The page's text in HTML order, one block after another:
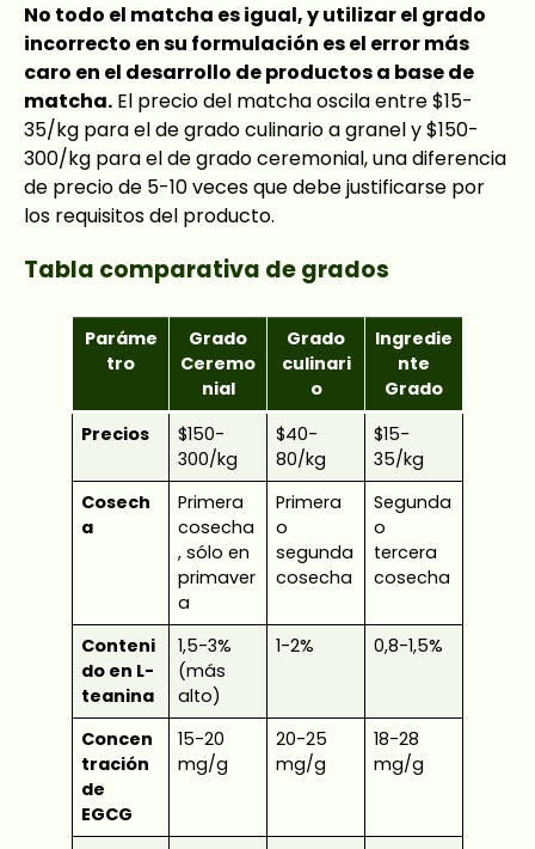
No todo el matcha es igual, y utilizar el grado
incorrecto en su formulación es el error más
caro en el desarrollo de productos a base de
matcha. El precio del matcha oscila entre $15-
35/kg para el de grado culinario a granel y $150-
300/kg para el de grado ceremonial, una diferencia
de precio de 5-10 veces que debe justificarse por
los requisitos del producto.
Tabla comparativa de grados
Paráme
tro
Grado
Ceremo
nial
Grado
culinari
o
Ingredie
nte
Grado
Precios
$150-
300/kg
$40-
80/kg
$15-
35/kg
Cosech
a
Primera
cosecha
, sólo en
primaver
a
Primera
o
segunda
cosecha
Segunda
o
tercera
cosecha
Conteni
do en L-
teanina
1,5-3%
(más
alto)
1-2% 0,8-1,5%
Concen
tración
de
EGCG
15-20
mg/g
20-25
mg/g
18-28
mg/g